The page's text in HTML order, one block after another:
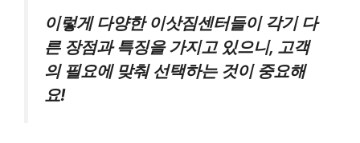
이렇게 다양한 이삿짐센터들이 각기 다
른 장점과 특징을 가지고 있으니, 고객
의 필요에 맞춰 선택하는 것이 중요해
요!